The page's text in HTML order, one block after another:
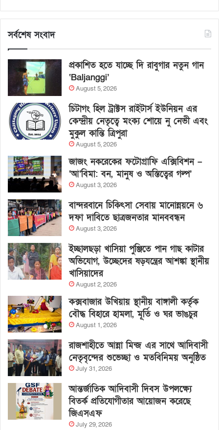
সর্বশেষ সংবাদ
প্রকাশিত হতে যাচ্ছে দি রাবুগার নতুন গান
‘Baljanggi’
August 5, 2026
চিটাগং হিল ট্রাক্টস রাইটার্স ইউনিয়ন এর
কেন্দ্রীয় নেতৃত্বে মংক্য শোয়ে নু নেভী এবং
মুকুল কান্তি ত্রিপুরা
August 5, 2026
জাজং নকরেকের ফটোগ্রাফি এক্সিবিশন –
‘আ’বিমা: বন, মানুষ ও অস্তিত্বের গল্প’
August 3, 2026
বান্দরবানে চিকিৎসা সেবায় মানোন্নয়নে ৬
দফা দাবিতে ছাত্রজনতার মানববন্ধন
August 3, 2026
ইচ্ছালছড়া খাসিয়া পুঞ্জিতে পান গাছ কাটার
অভিযোগ, উচ্ছেদের ষড়যন্ত্রের আশঙ্কা স্থানীয়
খাসিয়াদের
August 2, 2026
কক্সবাজার উখিয়ায় স্থানীয় বাঙ্গালী কর্তৃক
বৌদ্ধ বিহারে হামলা, মূর্তি ও ঘর ভাঙচুর
August 1, 2026
রাজশাহীতে আন্না মিন্জ এর সাথে আদিবাসী
নেতৃবৃন্দের শুভেচ্ছা ও মতবিনিময় অনুষ্ঠিত
July 31, 2026
আন্তর্জাতিক আদিবাসী দিবস উপলক্ষ্যে
বিতর্ক প্রতিযোগীতার আয়োজন করেছে
জিএসএফ
July 29, 2026